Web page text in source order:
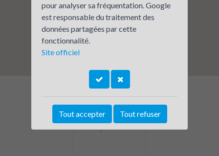
pour analyser sa fréquentation. Google
est responsable du traitement des
données partagées par cette
fonctionnalité.
Site officiel
Tout accepter Tout refuser